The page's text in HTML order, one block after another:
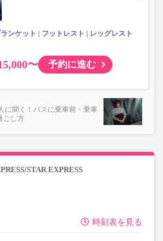
ンケット フットレスト
レッグレスト
〜 予約に進む
に聞く！バスに乗車前・乗車
ごし方
STAR EXPRESS
時刻表を見る